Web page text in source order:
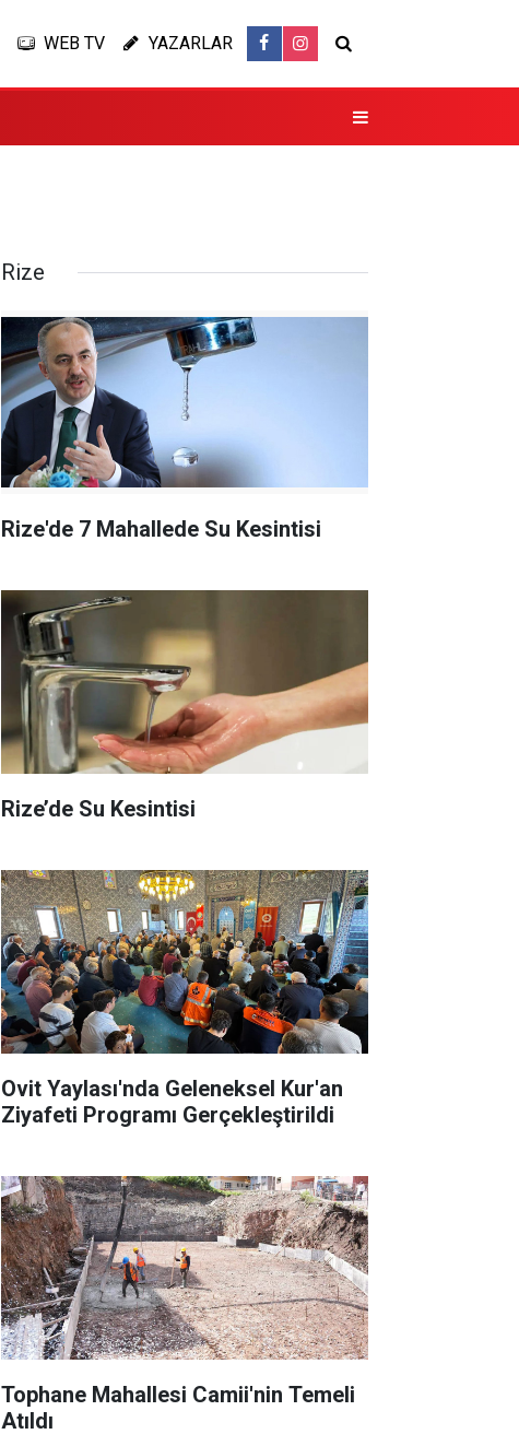
WEB TV YAZARLAR
Rize
Rize'de 7 Mahallede Su Kesintisi
Rize’de Su Kesintisi
Ovit Yaylası'nda Geleneksel Kur'an
Ziyafeti Programı Gerçekleştirildi
Tophane Mahallesi Camii'nin Temeli
Atıldı